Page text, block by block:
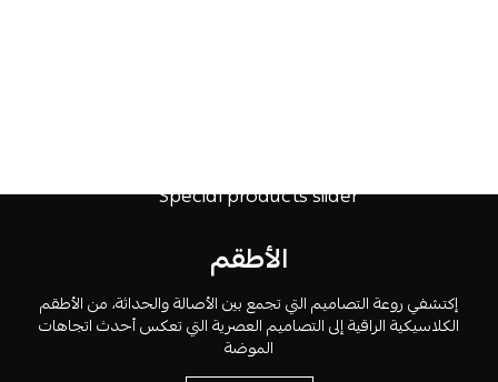
الأطقم
إكتشفي روعة التصاميم التي تجمع بين الأصالة والحداثة، من الأطقم
الكلاسيكية الراقية إلى التصاميم العصرية التي تعكس أحدث اتجاهات
الموضة